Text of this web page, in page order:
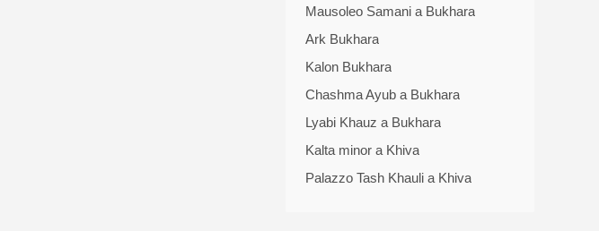
Mausoleo Samani a Bukhara
Ark Bukhara
Kalon Bukhara
Chashma Ayub a Bukhara
Lyabi Khauz a Bukhara
Kalta minor a Khiva
Palazzo Tash Khauli a Khiva